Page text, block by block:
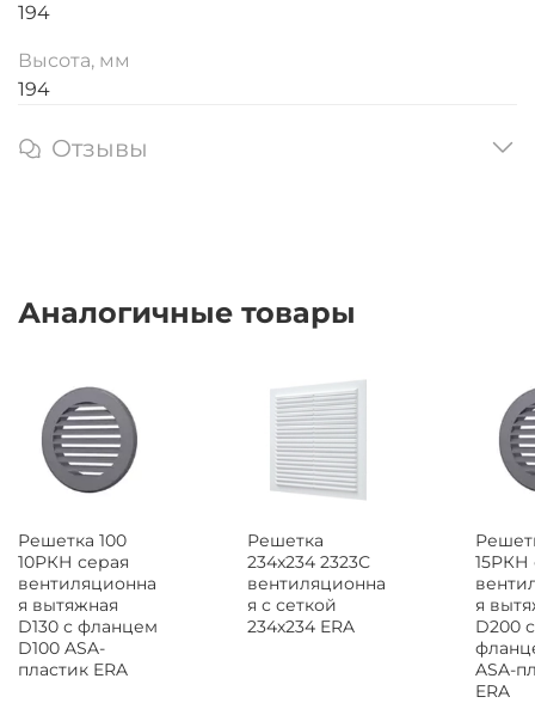
194
Высота, мм
194
Отзывы
Аналогичные товары
Решетка 100
10РКН серая
вентиляционна
я вытяжная
D130 с фланцем
D100 ASA-
пластик ERA
Решетка
234x234 2323С
вентиляционна
я с сеткой
234х234 ERA
15РКН
я
D200 с
ASA-
ERA